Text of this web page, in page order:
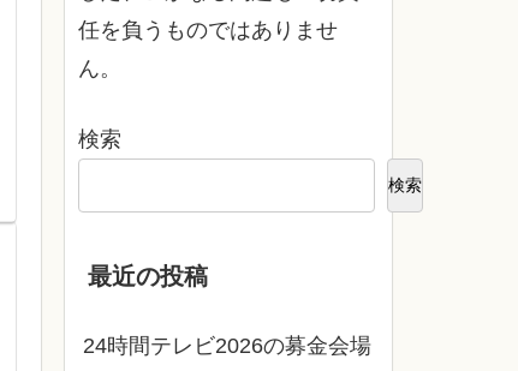
任を負うものではありませ
ん。
検索
検索
最近の投稿
24時間テレビ2026の募金会場